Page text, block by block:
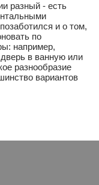
разный - есть
и о том,
по
например,
в ванную или
разнообразие
вариантов